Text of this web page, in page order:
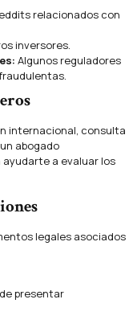
relacionados con
inversores.
Algunos reguladores
internacional, consulta
abogado
ayudarte a evaluar los
legales asociados
presentar